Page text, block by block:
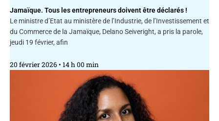
Jamaïque. Tous les entrepreneurs doivent être déclarés !
Le ministre d’Etat au ministère de l’Industrie, de l’Investissement et
du Commerce de la Jamaïque, Delano Seiveright, a pris la parole,
jeudi 19 février, afin
20 février 2026 14 h 00 min